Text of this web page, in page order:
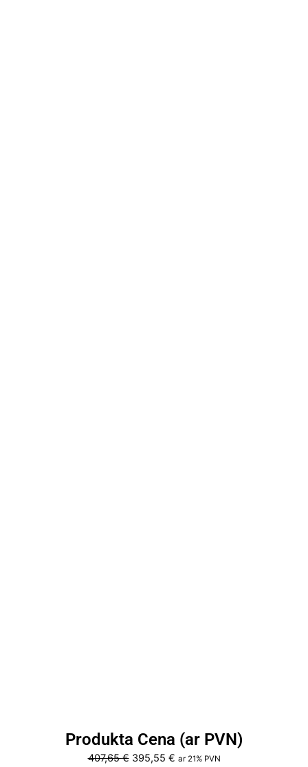
Produkta Cena (ar PVN)
407,65€ Original
395,55 €Current
ar 21% PVN